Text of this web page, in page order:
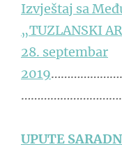
Izvještaj sa
„TUZLANSKI
28. septembar
2019
UPUTE